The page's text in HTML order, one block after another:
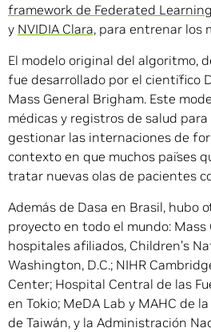
framework de Federated
y NVIDIA Clara, para entrenar los
El modelo original del algoritmo,
fue desarrollado por el científico
Mass General Brigham. Este
médicas y registros de salud
gestionar las internaciones de
contexto en que muchos países
tratar nuevas olas de pacientes
Además de Dasa en Brasil, hubo
proyecto en todo el mundo: Mass
hospitales afiliados, Children’s
Washington, D.C.; NIHR
Center; Hospital Central de las
en Tokio; MeDA Lab y MAHC de
de Taiwán, y la Administración